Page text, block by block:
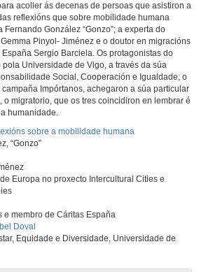
acoller ás decenas de persoas que asistiron a
reflexións que sobre mobilidade humana
Fernando González “Gonzo”; a experta do
Pinyol- Jiménez e o doutor en migracións
Sergio Barciela. Os protagonistas do
Universidade de Vigo, a través da súa
Social, Cooperación e Igualdade; o
Impórtanos, achegaron a súa particular
o migratorio, que os tres coincidiron en lembrar é
humanidade.
sobre a mobilidade humana
“Gonzo”
Europa no proxecto Intercultural Cities e
e membro de Cáritas España
Doval
Equidade e Diversidade, Universidade de